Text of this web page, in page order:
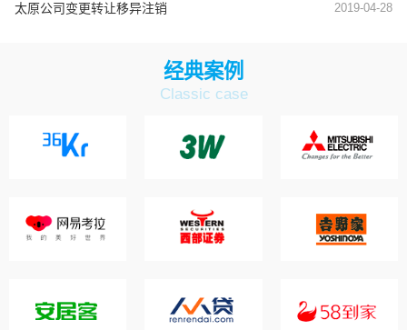
太原公司变更转让移异注销 2019-04-28
经典案例
Classic case